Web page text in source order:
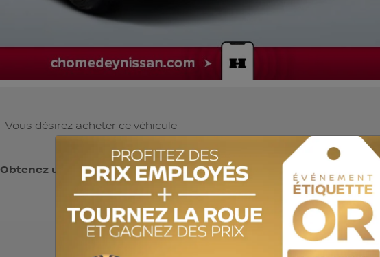
Vous désirez acheter ce véhicule
d'occasion?
Obtenez un historique complet.
OBTENEZ LE RAPPORT